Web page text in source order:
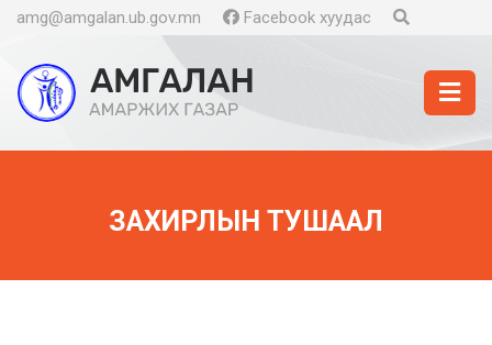
amg@amgalan.ub.gov.mn Facebook хуудас
ЗАХИРЛЫН ТУШААЛ